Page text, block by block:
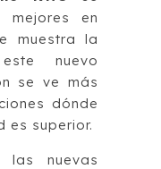
mejores en
muestra la
nuevo
se ve más
dónde
es superior.
nuevas